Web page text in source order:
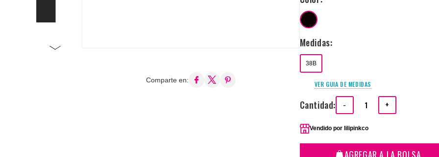
Comparte en:
Medidas:
38B
VER GUIA DE MEDIDAS
Cantidad: - +
Vendido por lilipinkco
AGREGAR A LA BOLSA